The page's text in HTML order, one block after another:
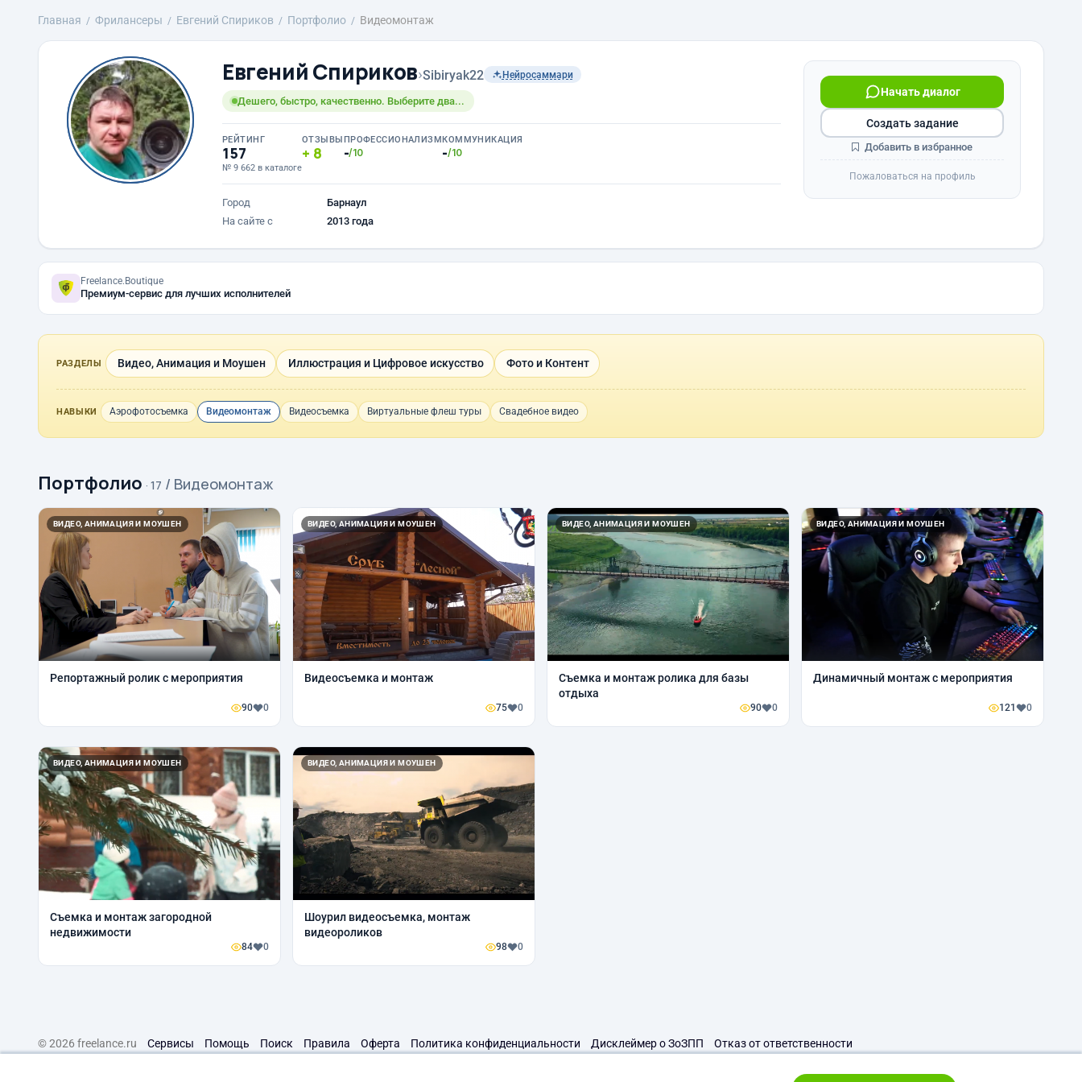
Главная Фрилансеры Евгений Спириков Портфолио Видеомонтаж
Евгений Спириков›Sibiryak22 Нейросаммари
Дешего, быстро, качественно. Выберите два...
РЕЙТИНГ
157
№ 9 662 в каталоге
ОТЗЫВЫ
8
ПРОФЕССИОНАЛИЗМ
-/10
КОММУНИКАЦИЯ
-/10
Город
Барнаул
На сайте с
2013 года
Начать диалог
Создать задание
Добавить в избранное
Пожаловаться на профиль
Freelance.Boutique
Премиум-сервис для лучших исполнителей
РАЗДЕЛЫ Видео, Анимация и Моушен Иллюстрация и Цифровое искусство Фото и Контент
НАВЫКИ Аэрофотосъемка Видеомонтаж Видеосъемка Виртуальные флеш туры Свадебное видео
Портфолио · 17 / Видеомонтаж
ВИДЕО, АНИМАЦИЯ И МОУШЕН
Репортажный ролик с мероприятия
90 0
ВИДЕО, АНИМАЦИЯ И МОУШЕН
Видеосъемка и монтаж
75 0
ВИДЕО, АНИМАЦИЯ И МОУШЕН
Съемка и монтаж ролика для базы
отдыха
90 0
ВИДЕО, АНИМАЦИЯ И МОУШЕН
Динамичный монтаж с мероприятия
121 0
ВИДЕО, АНИМАЦИЯ И МОУШЕН
Съемка и монтаж загородной
недвижимости
84 0
ВИДЕО, АНИМАЦИЯ И МОУШЕН
Шоурил видеосъемка, монтаж
видеороликов
98 0
© 2026 freelance.ru Сервисы Помощь Поиск Правила Оферта Политика конфиденциальности Дисклеймер о ЗоЗПП Отказ от ответственности